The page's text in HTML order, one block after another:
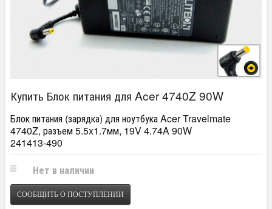
Купить Блок питания для Acer 4740Z 90W
Блок питания (зарядка) для ноутбука Acer Travelmate
4740Z, разъем 5.5x1.7мм, 19V 4.74A 90W
241413-490
Нет в наличии
СООБЩИТЬ О ПОСТУПЛЕНИИ